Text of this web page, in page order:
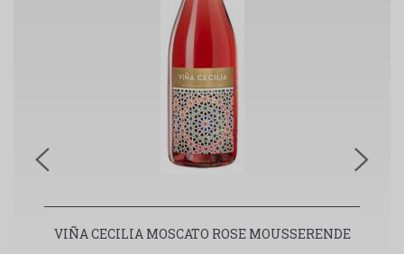
VIÑA CECILIA MOSCATO ROSE MOUSSERENDE